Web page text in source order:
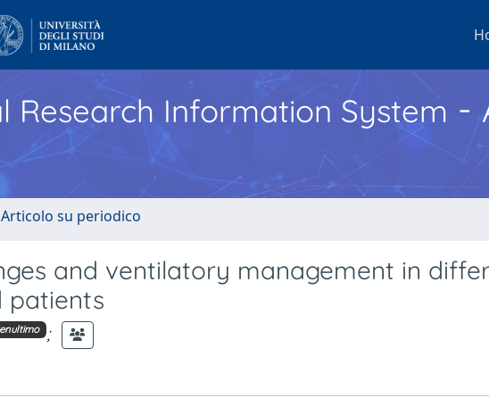
Research Information System -
su periodico
and ventilatory management in
patients
;